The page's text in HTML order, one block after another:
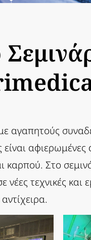
αγαπητούς
αφιερωμένες
καρπού. Στο
τεχνικές και